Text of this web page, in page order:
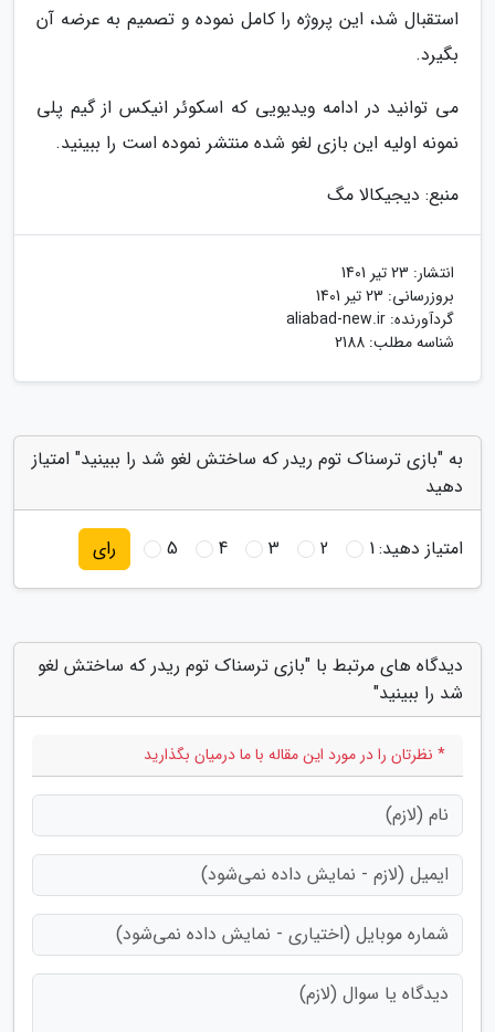
استقبال شد، این پروژه را کامل نموده و تصمیم به عرضه آن
بگیرد.
می توانید در ادامه ویدیویی که اسکوئر انیکس از گیم پلی
نمونه اولیه این بازی لغو شده منتشر نموده است را ببینید.
منبع: دیجیکالا مگ
انتشار: 23 تیر 1401
بروزرسانی: 23 تیر 1401
گردآورنده: aliabad-new.ir
شناسه مطلب: 2188
به "بازی ترسناک توم ریدر که ساختش لغو شد را ببینید" امتیاز
دهید
امتیاز دهید:1
2
3
4
5 رای
دیدگاه های مرتبط با "بازی ترسناک توم ریدر که ساختش لغو
شد را ببینید"
* نظرتان را در مورد این مقاله با ما درمیان بگذارید